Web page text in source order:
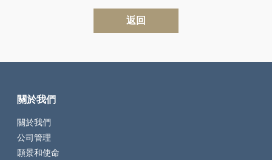
返回
關於我們
關於我們
公司管理
願景和使命